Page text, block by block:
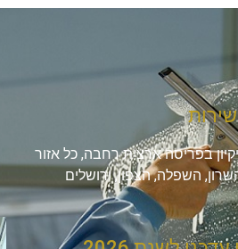
שירות
בפריסה ארצית רחבה, כל אזור
השפלה, הצפון, ירושלים